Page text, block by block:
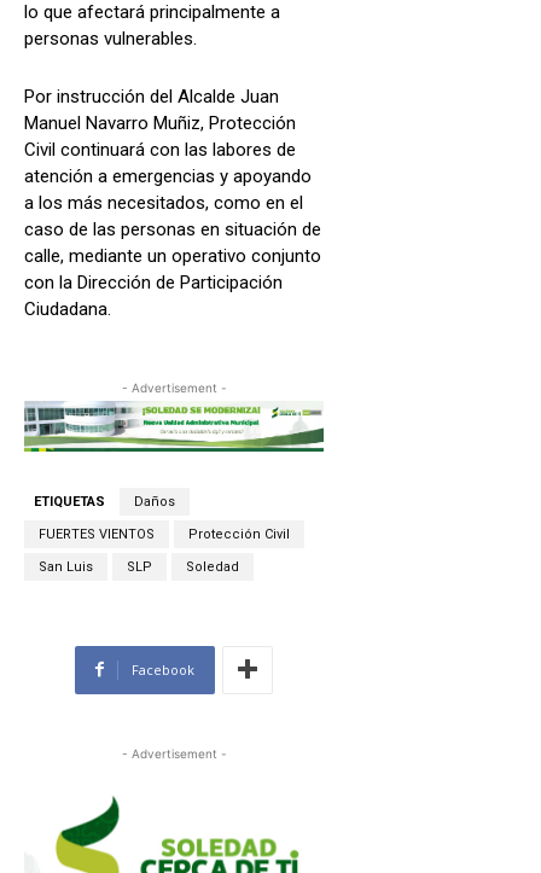
lo que afectará principalmente a
personas vulnerables.
Por instrucción del Alcalde Juan
Manuel Navarro Muñiz, Protección
Civil continuará con las labores de
atención a emergencias y apoyando
a los más necesitados, como en el
caso de las personas en situación de
calle, mediante un operativo conjunto
con la Dirección de Participación
Ciudadana.
- Advertisement -
ETIQUETAS Daños
FUERTES VIENTOS Protección Civil
San Luis SLP Soledad
Facebook
- Advertisement -